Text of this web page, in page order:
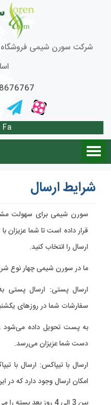
شرکت سورن شیمی فروشگاه
Fa
شرایط ارسال
سورن شیمی برای سهولت
قرار داده است تا شما عزیزان
ارسال را انتخاب کنید.
ما در سورن شیمی چهار نوع
ارسال پستی: ارسال پستی
سفارشات شما در روزهای
دست شما عزیزان می‌رسد.
ارسال با تیپاکس: ارسال با
امکان ارسال وجود دارد که در